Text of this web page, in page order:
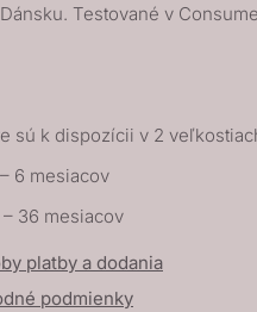
Testované v
sú k dispozícii v 2
6 mesiacov
36 mesiacov
platby a dodania
podmienky